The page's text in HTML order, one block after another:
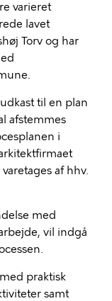
varieret
lavet
Torv og har
til en plan
afstemmes
i
af hhv.
med
vil indgå
praktisk
samt